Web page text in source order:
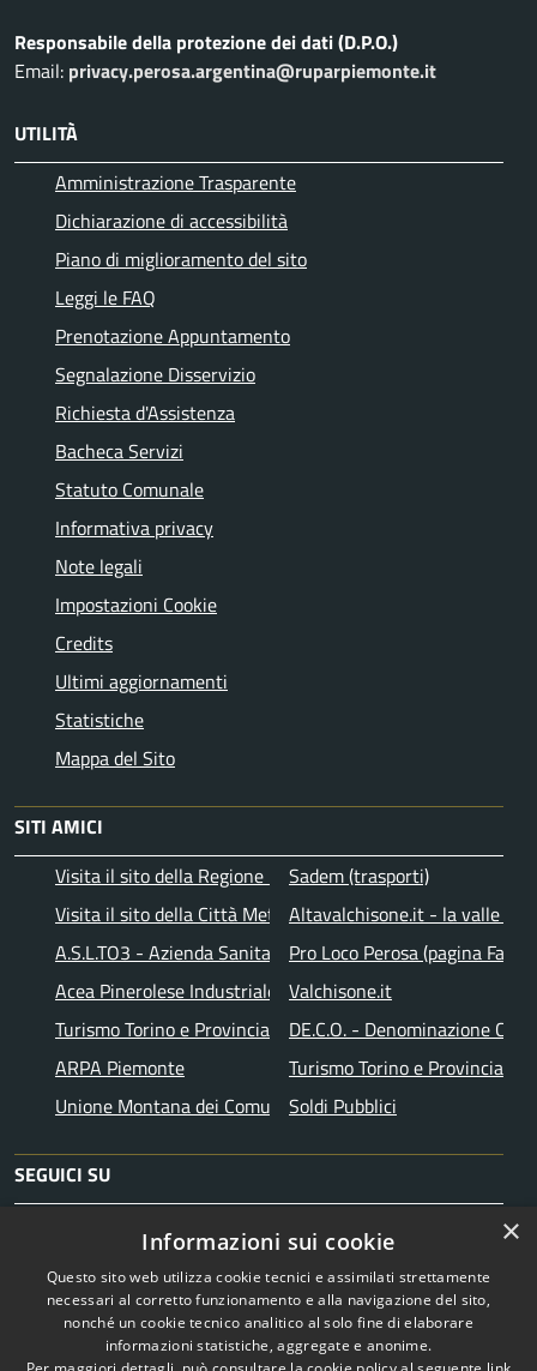
Responsabile della protezione dei dati (D.P.O.)
Email: privacy.perosa.argentina@ruparpiemonte.it
UTILITÀ
Amministrazione Trasparente
Dichiarazione di accessibilità
Piano di miglioramento del sito
Leggi le FAQ
Prenotazione Appuntamento
Segnalazione Disservizio
Richiesta d'Assistenza
Bacheca Servizi
Statuto Comunale
Informativa privacy
Note legali
Impostazioni Cookie
Credits
Ultimi aggiornamenti
Statistiche
Mappa del Sito
SITI AMICI
Visita il sito della Regione Piemonte
Visita il sito della Città Metropolitana di Torino
A.S.L.TO3 - Azienda Sanitaria Locale di Collegno e Pinerolo
Acea Pinerolese Industriale SpA
Turismo Torino e Provincia
ARPA Piemonte
Unione Montana dei Comuni Valli Chisone e Germanasca
Sadem (trasporti)
Altavalchisone.it - la valle del
Pro Loco Perosa (pagina
Valchisone.it
DE.C.O. - Denominazione
Turismo Torino e Provincia
Soldi Pubblici
SEGUICI SU
InstagramTelegram
Copyright © 2026 • Comune di
×
Informazioni sui cookie
Questo sito web utilizza cookie tecnici e assimilati strettamente
necessari al corretto funzionamento e alla navigazione del sito,
nonché un cookie tecnico analitico al solo fine di elaborare
informazioni statistiche, aggregate e anonime.